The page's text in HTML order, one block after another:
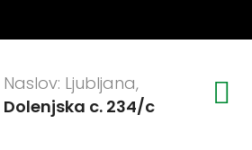
Naslov: Ljubljana,
Dolenjska c. 234/c